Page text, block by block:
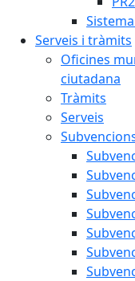
Serveis i tràmits
Oficines
ciutadana
Tràmits
Serveis